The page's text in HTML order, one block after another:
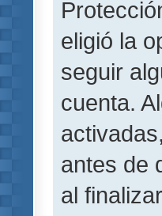
eligió la
seguir
cuenta.
antes de
al